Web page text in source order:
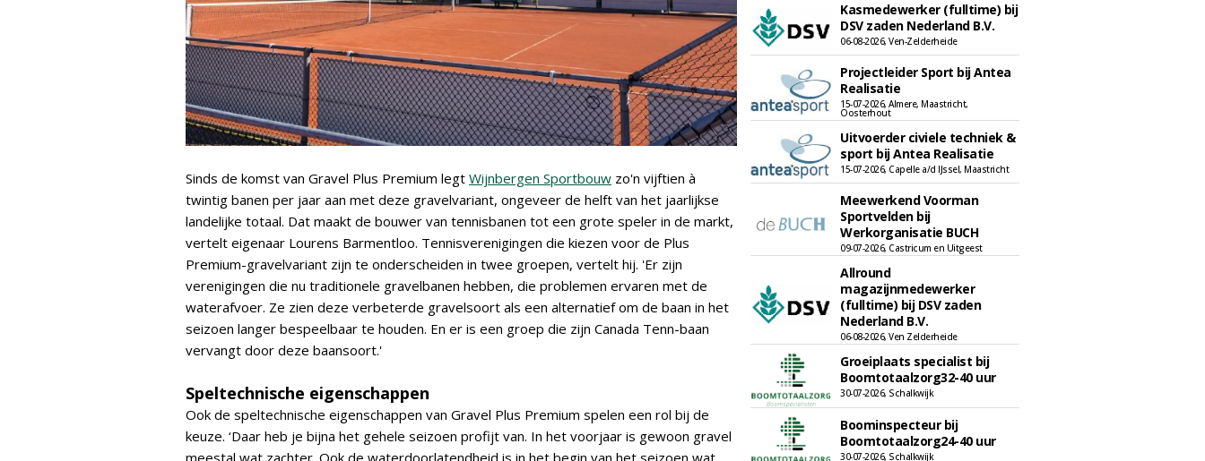
Sinds de komst van Gravel Plus Premium legt Wijnbergen Sportbouw zo'n vijftien à
twintig banen per jaar aan met deze gravelvariant, ongeveer de helft van het jaarlijkse
landelijke totaal. Dat maakt de bouwer van tennisbanen tot een grote speler in de markt,
vertelt eigenaar Lourens Barmentloo. Tennisverenigingen die kiezen voor de Plus
Premium-gravelvariant zijn te onderscheiden in twee groepen, vertelt hij. 'Er zijn
verenigingen die nu traditionele gravelbanen hebben, die problemen ervaren met de
waterafvoer. Ze zien deze verbeterde gravelsoort als een alternatief om de baan in het
seizoen langer bespeelbaar te houden. En er is een groep die zijn Canada Tenn-baan
vervangt door deze baansoort.'
Speltechnische eigenschappen
Ook de speltechnische eigenschappen van Gravel Plus Premium spelen een rol bij de
keuze. ‘Daar heb je bijna het gehele seizoen profijt van. In het voorjaar is gewoon gravel
meestal wat zachter. Ook de waterdoorlatendheid is in het begin van het seizoen wat
Kasmedewerker (fulltime) bij
DSV zaden Nederland B.V.
06-08-2026, Ven-Zelderheide
Projectleider Sport bij Antea
Realisatie
15-07-2026, Almere, Maastricht,
Oosterhout
Uitvoerder civiele techniek &
sport bij Antea Realisatie
15-07-2026, Capelle a/d IJssel, Maastricht
Meewerkend Voorman
Sportvelden bij
Werkorganisatie BUCH
09-07-2026, Castricum en Uitgeest
Allround
magazijnmedewerker
(fulltime) bij DSV zaden
Nederland B.V.
06-08-2026, Ven Zelderheide
Groeiplaats specialist bij
Boomtotaalzorg32-40 uur
30-07-2026, Schalkwijk
Boominspecteur bij
Boomtotaalzorg24-40 uur
30-07-2026, Schalkwijk